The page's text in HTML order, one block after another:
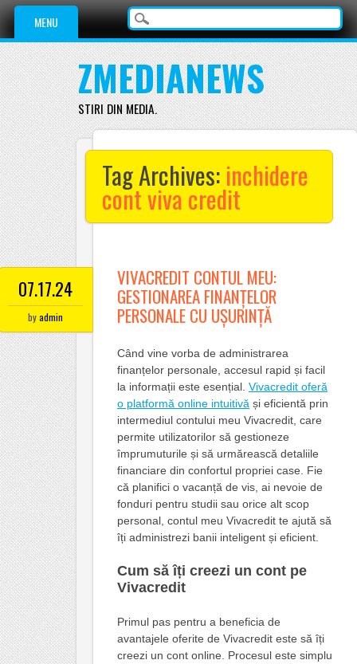
Main menu
Skip
content
MENU
ZMEDIANEWS
STIRI DIN MEDIA.
Tag Archives:inchidere
cont viva credit
07.17.24
byadmin
VIVACREDIT CONTUL MEU:
GESTIONAREA FINANȚELOR
PERSONALE CU UȘURINȚĂ
Când vine vorba de administrarea
finanțelor personale, accesul rapid și facil
la informații este esențial. Vivacredit oferă
o platformă online intuitivă și eficientă prin
intermediul contului meu Vivacredit, care
permite utilizatorilor să gestioneze
împrumuturile și să urmărească detaliile
financiare din confortul propriei case. Fie
că planifici o vacanță de vis, ai nevoie de
fonduri pentru studii sau orice alt scop
personal, contul meu Vivacredit te ajută să
îți administrezi banii inteligent și eficient.
Cum să îți creezi un cont pe
Vivacredit
Primul pas pentru a beneficia de
avantajele oferite de Vivacredit este să îți
creezi un cont online. Procesul este simplu